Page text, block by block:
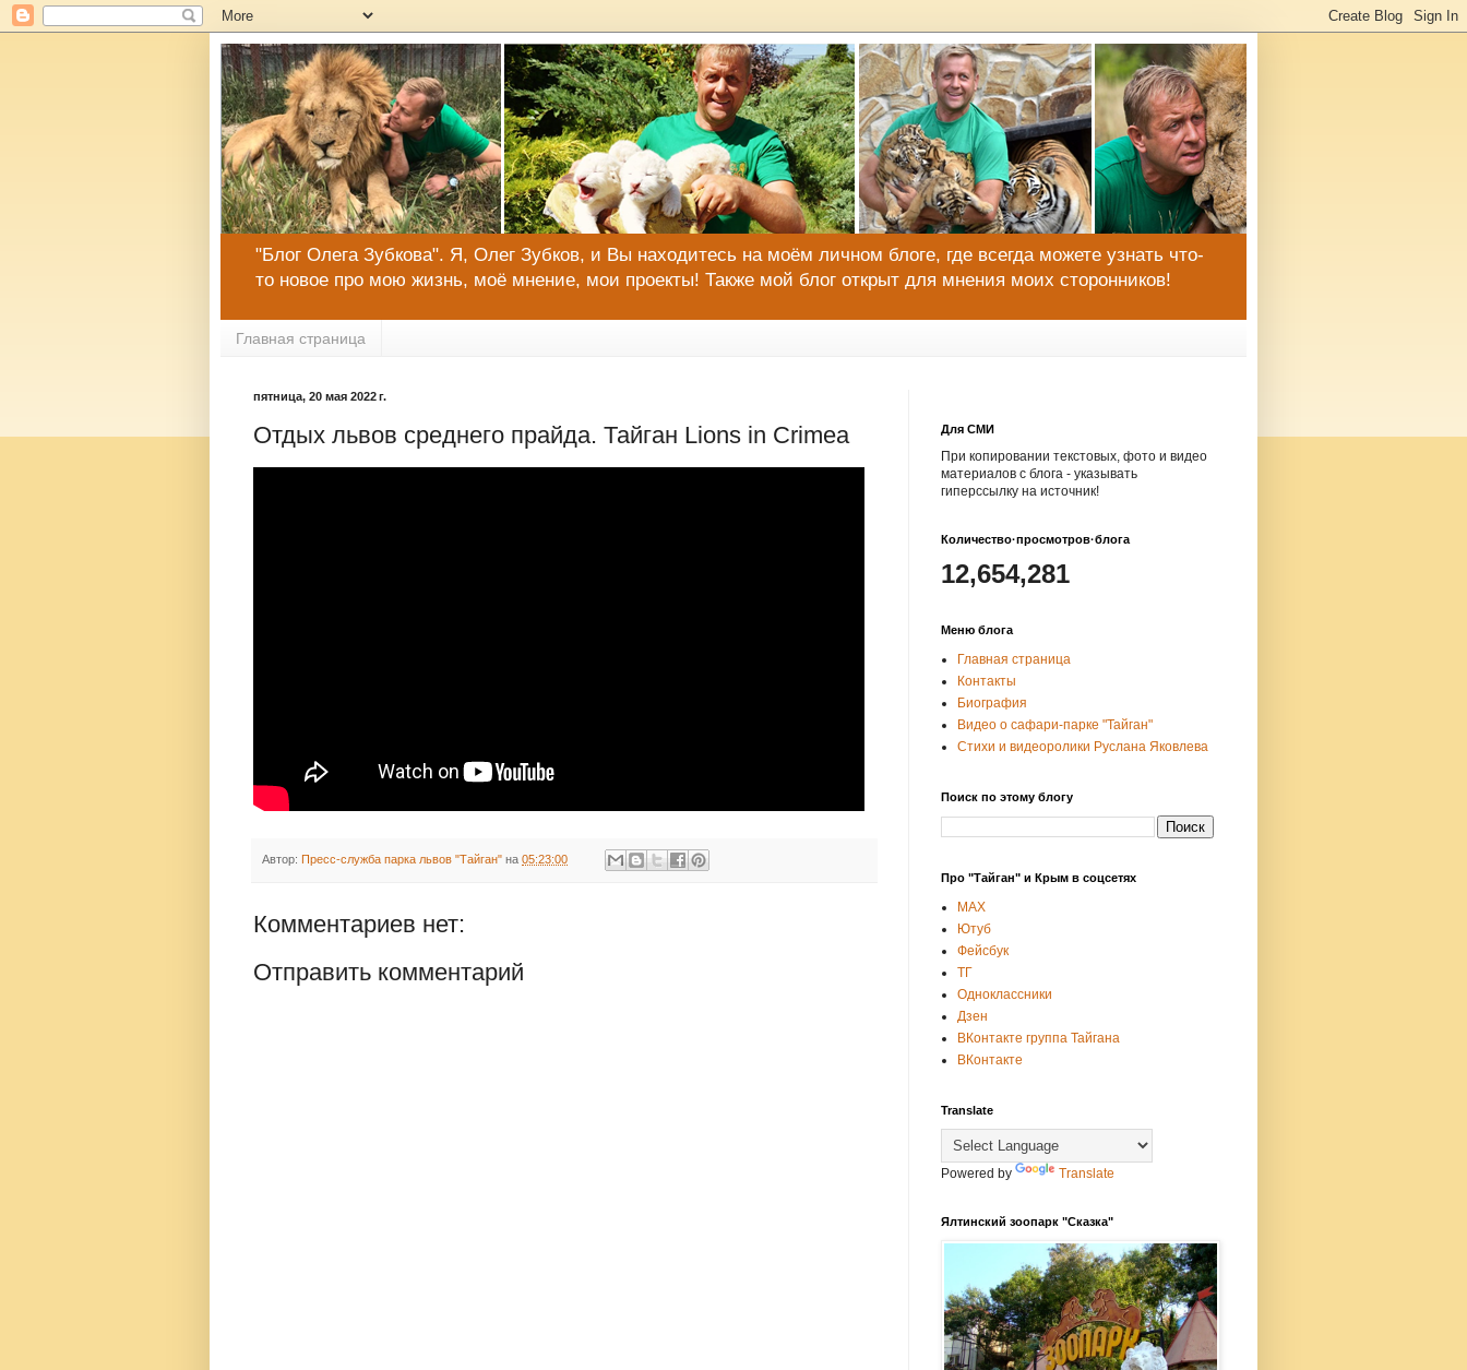
"Блог Олега Зубкова". Я, Олег Зубков, и Вы находитесь на моём личном блоге, где всегда можете узнать что-
то новое про мою жизнь, моё мнение, мои проекты! Также мой блог открыт для мнения моих сторонников!
Главная страница
пятница, 20 мая 2022 г.
Отдых львов среднего прайда. Тайган Lions in Crimea
Автор: Пресс-служба парка львов "Тайган" на 05:23:00
Комментариев нет:
Отправить комментарий
Для СМИ
При копировании текстовых, фото и видео
материалов с блога - указывать
гиперссылку на источник!
Количество·просмотров·блога
12,654,281
Меню блога
Главная страница
Контакты
Биография
Видео о сафари-парке "Тайган"
Стихи и видеоролики Руслана Яковлева
Поиск по этому блогу
Про "Тайган" и Крым в соцсетях
MAX
Ютуб
Фейсбук
ТГ
Одноклассники
Дзен
ВКонтакте группа Тайгана
ВКонтакте
Translate
Powered by Translate
Ялтинский зоопарк "Сказка"